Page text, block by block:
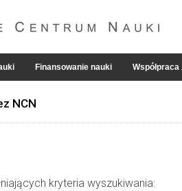
Finansowanie nauki
NCN
kryteria wyszukiwania: